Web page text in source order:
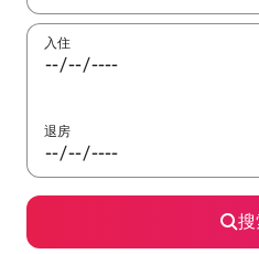
入住
退房